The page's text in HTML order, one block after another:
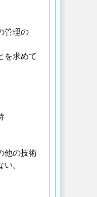
管理の
を求めて
他の技術
。